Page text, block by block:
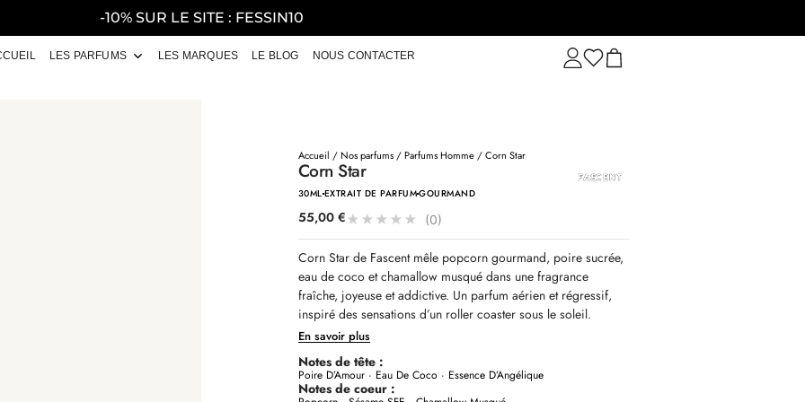
-10% SUR LE SITE : FESSIN10
LES PARFUMS LES MARQUES LE BLOG NOUS CONTACTER
Accueil /Nos parfums/Parfums Homme/ Corn Star
Corn Star
30MLEXTRAIT DE PARFUMGOURMAND
55,00 €★ ★ ★ ★ ★ (0)
Corn Star de Fascent mêle popcorn gourmand, poire sucrée,
eau de coco et chamallow musqué dans une fragrance
fraîche, joyeuse et addictive. Un parfum aérien et régressif,
inspiré des sensations d’un roller coaster sous le soleil.
En savoir plus
Notes de tête :
Poire D’Amour · Eau De Coco · Essence D’Angélique
Notes de coeur :